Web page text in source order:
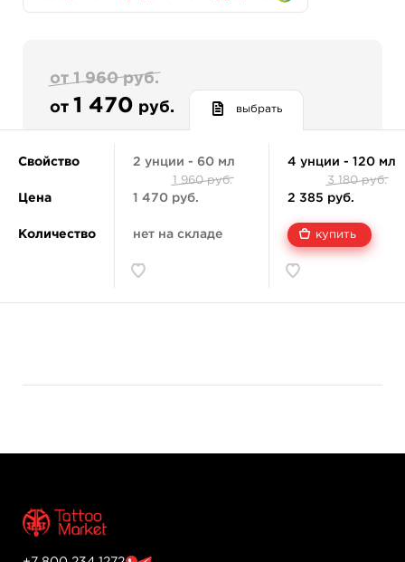
Не содержит в себе акрила, полимеров и других
distillited water, non-toxic pigment
от 1 960 руб.
от 1 470 руб. выбрать
Свойство
Цена
Количество
2 унции - 60 мл
1 960 руб.
1 470 руб.
нет на складе
4 унции - 120 мл
3 180 руб.
2 385 руб.
купить